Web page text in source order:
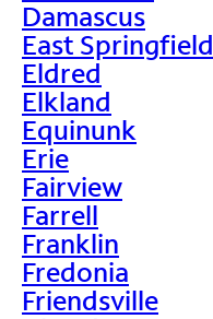
Damascus
East Springfield
Eldred
Elkland
Equinunk
Erie
Fairview
Farrell
Franklin
Fredonia
Friendsville